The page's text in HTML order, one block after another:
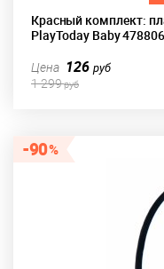
Красный комплект:
PlayToday Baby 478806
Цена 126руб
1 299руб
90